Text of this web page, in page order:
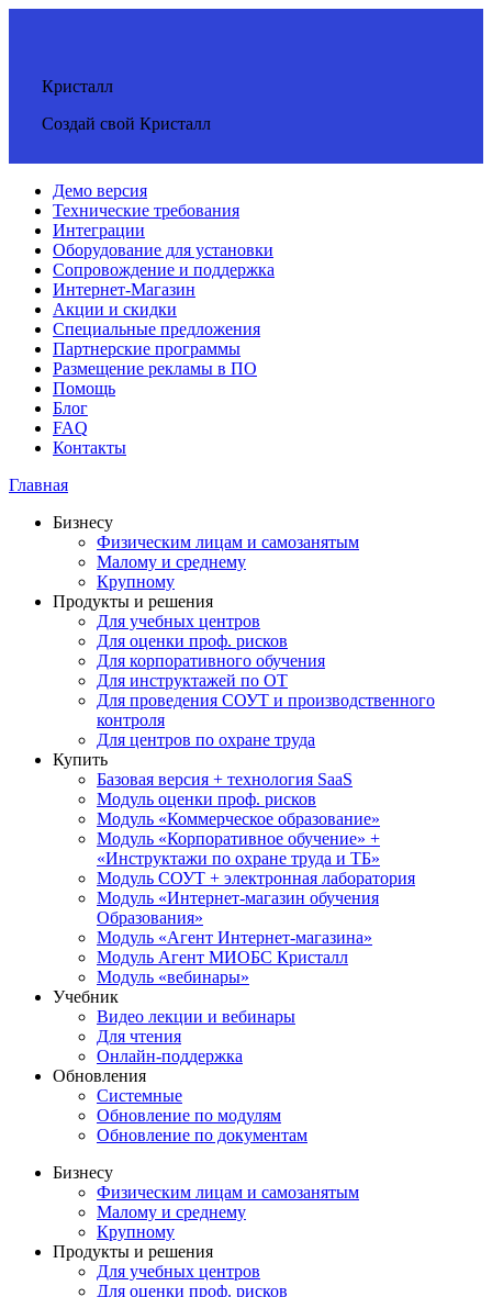
Кристалл
Создай свой Кристалл
Демо версия
Технические требования
Интеграции
Оборудование для установки
Сопровождение и поддержка
Интернет-Магазин
Акции и скидки
Специальные предложения
Партнерские программы
Размещение рекламы в ПО
Помощь
Блог
FAQ
Контакты
Главная
Бизнесу
Физическим лицам и самозанятым
Малому и среднему
Крупному
Продукты и решения
Для учебных центров
Для оценки проф. рисков
Для корпоративного обучения
Для инструктажей по ОТ
Для проведения СОУТ и производственного
контроля
Для центров по охране труда
Купить
Базовая версия + технология SaaS
Модуль оценки проф. рисков
Модуль «Коммерческое образование»
Модуль «Корпоративное обучение» +
«Инструктажи по охране труда и ТБ»
Модуль СОУТ + электронная лаборатория
Модуль «Интернет-магазин обучения
Образования»
Модуль «Агент Интернет-магазина»
Модуль Агент МИОБС Кристалл
Модуль «вебинары»
Учебник
Видео лекции и вебинары
Для чтения
Онлайн-поддержка
Обновления
Системные
Обновление по модулям
Обновление по документам
Бизнесу
Физическим лицам и самозанятым
Малому и среднему
Крупному
Продукты и решения
Для учебных центров
Для оценки проф. рисков